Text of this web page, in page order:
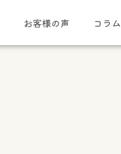
お客様の声 コラム